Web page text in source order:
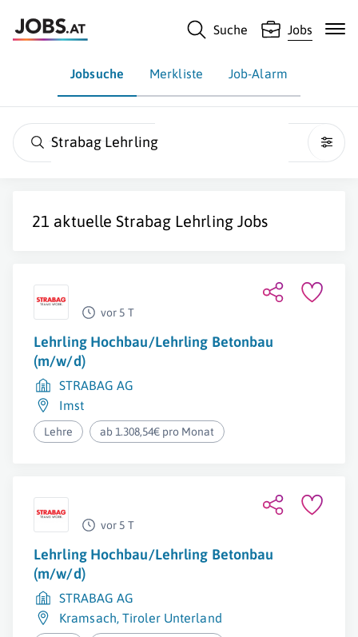
Suche Jobs
Jobsuche Merkliste Job-Alarm
Strabag Lehrling
21 aktuelleStrabag LehrlingJobs
vor 5 T
Lehrling Hochbau/Lehrling Betonbau
(m/w/d)
STRABAG AG
Imst
Lehre ab 1.308,54€ pro Monat
vor 5 T
Lehrling Hochbau/Lehrling Betonbau
(m/w/d)
STRABAG AG
Kramsach,Tiroler Unterland